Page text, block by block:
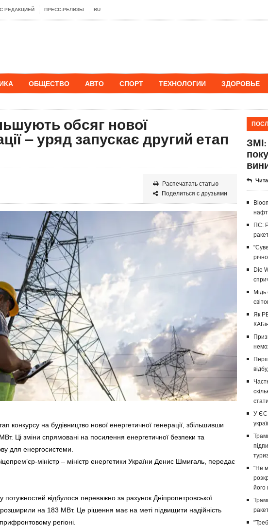
РЕДАКЦИЕЙ ПРЕСС-РЕЛИЗЫ RU
ОБЩЕСТВО АВТО СПОРТ ТЕХНОЛОГИИ ЗДОРОВЬЕ
обсяг нової
– уряд запускає другий етап
Распечатать статью
Поделиться с друзьями
конкурсу на будівництво нової енергетичної генерації, збільшивши
Ці зміни спрямовані на посилення енергетичної безпеки та
для енергосистеми.
міністр – міністр енергетики України Денис Шмигаль, передає
потужностей відбулося переважно за рахунок Дніпропетровської
розширили на 183 МВт. Це рішення має на меті підвищити надійність
регіоні.
ПС:
Die
Як
У ЄС
"Не
його